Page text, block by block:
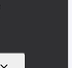
UNTERMENÜ